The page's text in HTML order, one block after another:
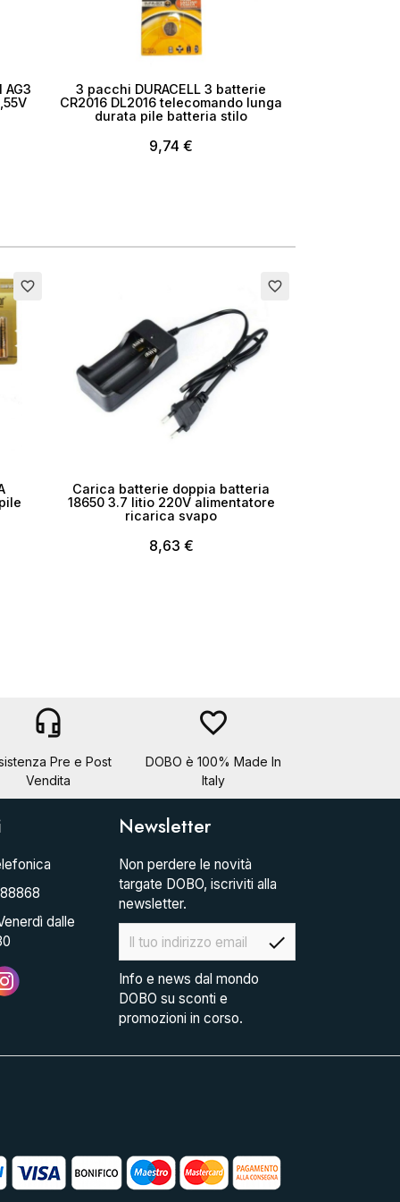
3 pacchi DURACELL 3 batterie
CR2016 DL2016 telecomando lunga
durata pile batteria stilo
9,74 €
favorite_border favorite_border
Carica batterie doppia batteria
18650 3.7 litio 220V alimentatore
ricarica svapo
8,63 €
headset_mic
Pre e Post
Vendita
favorite_border
DOBO è 100% Made In
Italy
dalle
Newsletter
Non perdere le novità
targate DOBO, iscriviti alla
newsletter.
check
Info e news dal mondo
DOBO su sconti e
promozioni in corso.